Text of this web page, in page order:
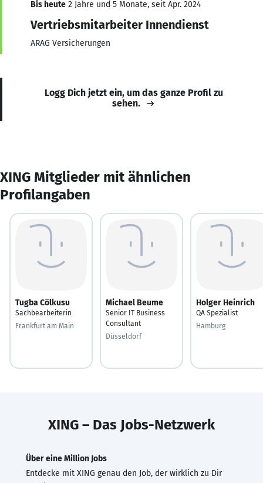
Bis heute 2 Jahre und 5 Monate, seit Apr. 2024
Vertriebsmitarbeiter Innendienst
ARAG Versicherungen
Logg Dich jetzt ein, um das ganze Profil zu
sehen.
XING Mitglieder mit ähnlichen
Profilangaben
Tugba Cölkusu
Sachbearbeiterin
Frankfurt am Main
Michael Beume
Senior IT Business
Consultant
Düsseldorf
Holger Heinrich
QA Spezialist
Hamburg
XING – Das Jobs-Netzwerk
Über eine Million Jobs
Entdecke mit XING genau den Job, der wirklich zu Dir